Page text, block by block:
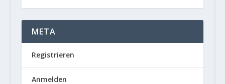
META
Registrieren
Anmelden